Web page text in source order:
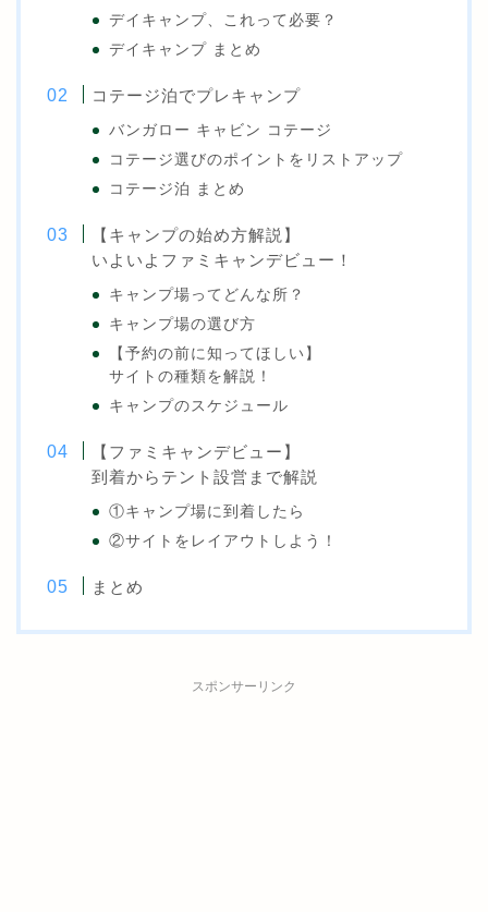
デイキャンプ、これって必要？
デイキャンプ まとめ
コテージ泊でプレキャンプ
バンガロー キャビン コテージ
コテージ選びのポイントをリストアップ
コテージ泊 まとめ
【キャンプの始め方解説】
いよいよファミキャンデビュー！
キャンプ場ってどんな所？
キャンプ場の選び方
【予約の前に知ってほしい】
サイトの種類を解説！
キャンプのスケジュール
【ファミキャンデビュー】
到着からテント設営まで解説
①キャンプ場に到着したら
②サイトをレイアウトしよう！
まとめ
スポンサーリンク